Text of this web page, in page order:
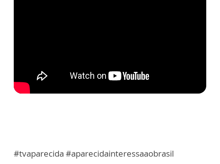
#tvaparecida #aparecidainteressaaobrasil